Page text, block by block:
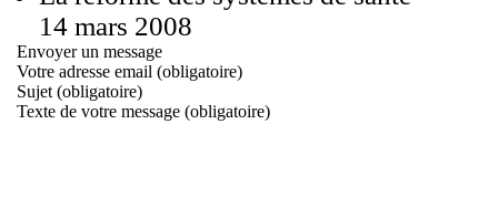
14 mars 2008
Envoyer un message
Votre adresse email (obligatoire)
Sujet (obligatoire)
Texte de votre message (obligatoire)